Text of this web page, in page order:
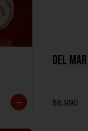
Del Mar
$8.990